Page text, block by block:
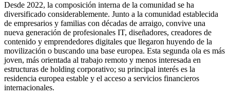
Desde 2022, la composición interna de la comunidad se ha
diversificado considerablemente. Junto a la comunidad establecida
de empresarios y familias con décadas de arraigo, convive una
nueva generación de profesionales IT, diseñadores, creadores de
contenido y emprendedores digitales que llegaron huyendo de la
movilización o buscando una base europea. Esta segunda ola es más
joven, más orientada al trabajo remoto y menos interesada en
estructuras de holding corporativo; su principal interés es la
residencia europea estable y el acceso a servicios financieros
internacionales.